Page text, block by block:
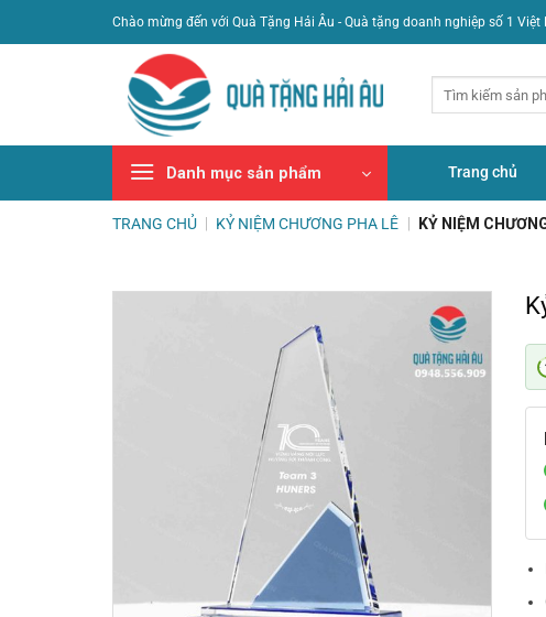
qua
Chào mừng đến với Quà Tặng Hải Âu - Quà tặng doanh nghiệp số 1 Việt
Danh mục sản phẩm Trang chủ
TRANG CHỦ KỶ NIỆM CHƯƠNG PHA LÊ KỶ NIỆM